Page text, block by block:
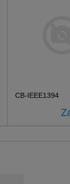
CB-IEEE1394